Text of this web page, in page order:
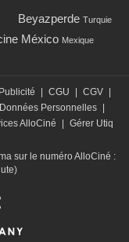
Beyazperde Turquie
México Mexique
Publicité CGU CGV
Données Personnelles
AlloCiné
Gérer Utiq
sur le numéro AlloCiné :